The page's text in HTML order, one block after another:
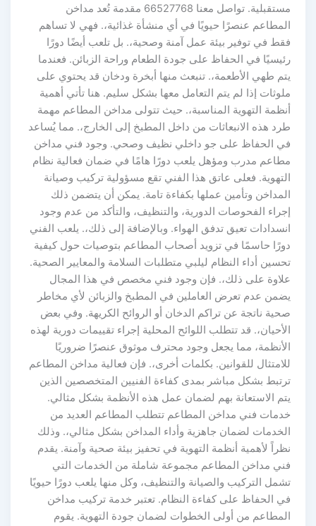
مستقبلية. تواصل معنا 66527768 مقدمة تُعد مداخن
عنصرًا حيويًا في أي منشأة غذائية،. فهي لا تساهم
في توفير بيئة عمل آمنة وصحية،. بل تلعب أيضًا دورًا
في الحفاظ على جودة الطعام وراحة الزبائن. فعندما
طهي الأطعمة،. تنبعث منها أبخرة ودخان قد يحتوي على
إذا لم يتم التعامل معها بشكل سليم. هنا تأتي أهمية
التهوية المناسبة،. حيث تتولى مداخن المطاعم مهمة
هذه الانبعاثات من داخل المطبخ إلى الخارج،. مما يُساعد
الحفاظ على جو داخلي نظيف وصحي. وجود فني مداخن
مدرب ومؤهل يلعب دورًا هامًا في ضمان فعالية نظام
فعلى عاتق هذا الفني تقع مسؤولية تركيب وصيانة
وتأمين عملها بكفاءة تامة. يمكن أن يتضمن ذلك
الفحوصات الدورية، والتنظيف، والتأكد من عدم وجود
تعيق تدفق الهواء. وبالإضافة إلى ذلك،. يلعب الفني
حاسمًا في تزويد أصحاب المطاعم بتوصيات حول كيفية
أداء النظام ليلبي متطلبات السلامة والمعايير الصحية.
على ذلك،. فإن وجود فني مخصص في هذا المجال
عدم تعرض العاملين في المطبخ والزبائن لأي مخاطر
ناتجة عن تراكم الدخان أو الروائح الكريهة. وفي بعض
قد تتطلب اللوائح المحلية إجراء تقييمات دورية لهذه
مما يجعل وجود محترف موثوق عنصرًا ضروريًا
للقوانين. بكلمات أخرى،. فإن فعالية مداخن المطاعم
بشكل مباشر بمدى كفاءة الفنيين المتخصصين الذين
الاستعانة بهم لضمان عمل هذه الأنظمة بشكل مثالي.
فني مداخن المطاعم تتطلب المطاعم العديد من
لضمان جاهزية وأداء المداخن بشكل مثالي،. وذلك
لأهمية أنظمة التهوية في تحفيز بيئة صحية وآمنة. يقدم
مداخن المطاعم مجموعة شاملة من الخدمات التي
التركيب والصيانة والتنظيف، وكل منها يلعب دورًا حيويًا
الحفاظ على كفاءة النظام. تعتبر خدمة تركيب مداخن
من أولى الخطوات لضمان جودة التهوية. يقوم